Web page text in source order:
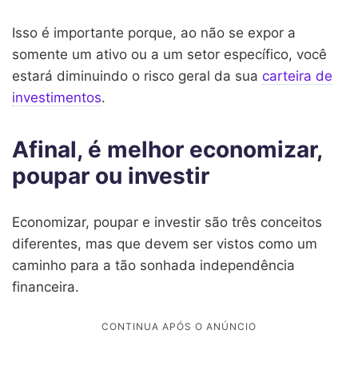
Isso é importante porque, ao não se expor a
somente um ativo ou a um setor específico, você
estará diminuindo o risco geral da sua carteira de
investimentos.
Afinal, é melhor economizar,
poupar ou investir
Economizar, poupar e investir são três conceitos
diferentes, mas que devem ser vistos como um
caminho para a tão sonhada independência
financeira.